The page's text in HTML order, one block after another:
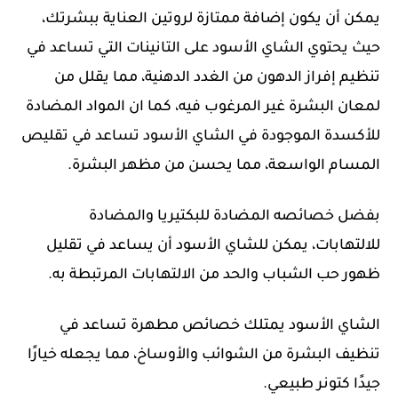
يمكن أن يكون إضافة ممتازة لروتين العناية ببشرتك،
حيث يحتوي الشاي الأسود على التانينات التي تساعد في
تنظيم إفراز الدهون من الغدد الدهنية، مما يقلل من
لمعان البشرة غير المرغوب فيه، كما ان المواد المضادة
للأكسدة الموجودة في الشاي الأسود تساعد في تقليص
المسام الواسعة، مما يحسن من مظهر البشرة.
بفضل خصائصه المضادة للبكتيريا والمضادة
للالتهابات، يمكن للشاي الأسود أن يساعد في تقليل
ظهور حب الشباب والحد من الالتهابات المرتبطة به.
الشاي الأسود يمتلك خصائص مطهرة تساعد في
تنظيف البشرة من الشوائب والأوساخ، مما يجعله خيارًا
جيدًا كتونر طبيعي.